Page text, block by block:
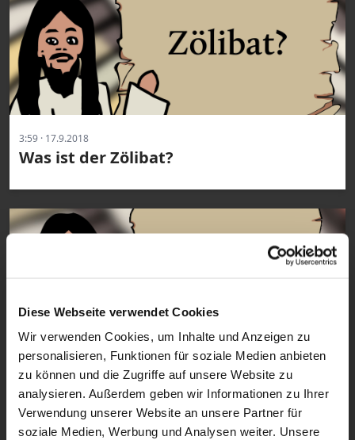
Diese Webseite verwendet Cookies
Wir verwenden Cookies, um Inhalte und Anzeigen zu
personalisieren, Funktionen für soziale Medien anbieten
zu können und die Zugriffe auf unsere Website zu
analysieren. Außerdem geben wir Informationen zu Ihrer
Verwendung unserer Website an unsere Partner für
soziale Medien, Werbung und Analysen weiter. Unsere
3:59 · 17.9.2018
Was ist der Zölibat?
2:36 · 11.9.2018
Was sind Sakramente?